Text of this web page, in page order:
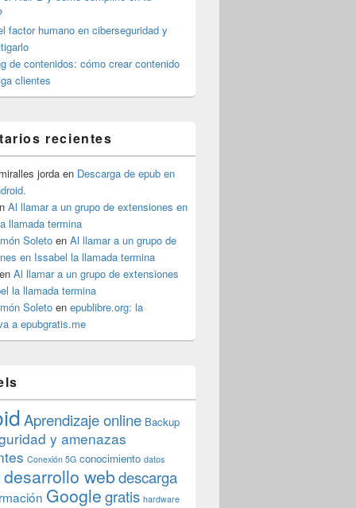
factor humano en ciberseguridad y
de contenidos: cómo crear contenido
clientes
recientes
jorda en Descarga de epub en
Al llamar a un grupo de extensiones en
llamada termina
Soleto en Al llamar a un grupo de
en Issabel la llamada termina
en Al llamar a un grupo de extensiones
la llamada termina
Soleto en epublibre.org: la
a epubgratis.me
Aprendizaje online Backup
y amenazas
Conexión 5G conocimiento datos
desarrollo webdescarga
Googlegratis hardware